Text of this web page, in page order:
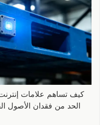
كيف تساهم علامات
الحد من فقدان الأصول